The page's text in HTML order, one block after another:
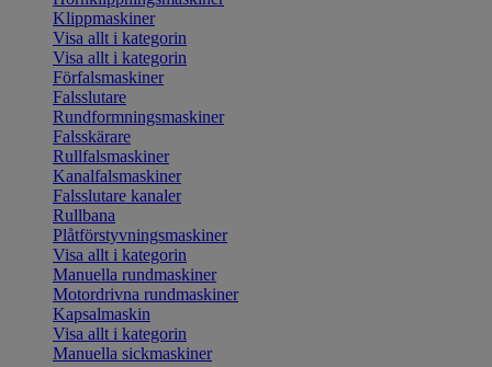
Klippmaskiner
Visa allt i kategorin
Visa allt i kategorin
Förfalsmaskiner
Falsslutare
Rundformningsmaskiner
Falsskärare
Rullfalsmaskiner
Kanalfalsmaskiner
Falsslutare kanaler
Rullbana
Plåtförstyvningsmaskiner
Visa allt i kategorin
Manuella rundmaskiner
Motordrivna rundmaskiner
Kapsalmaskin
Visa allt i kategorin
Manuella sickmaskiner